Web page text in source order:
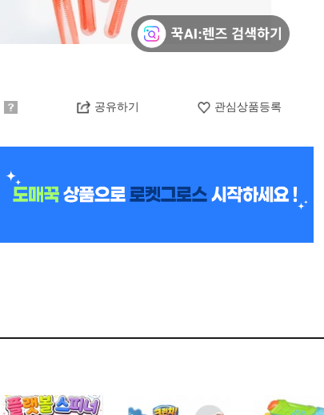
공유하기 관심상품등록